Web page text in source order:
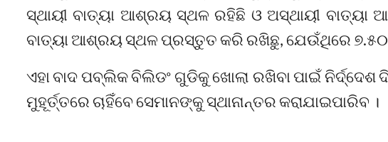
ସ୍ଥାୟୀ ବାତ୍ୟା ଆଶ୍ରୟ ସ୍ଥଳ ରହିଛି ଓ ଅସ୍ଥାୟୀ
ବାତ୍ୟା ଆଶ୍ରୟ ସ୍ଥଳ ପ୍ରସ୍ତୁତ କରି ରଖିଛୁ, ଯେଉଁଥିରେ
ଏହା ବାଦ ପବ୍ଲିକ ବିଲିଡଂ ଗୁଡିକୁ ଖୋଲା ରଖିବା ପାଇଁ ନିର୍ଦ୍ଦେଶ
ମୁହୂର୍ତ୍ତରେ ଚାହିଁବେ ସେମାନଙ୍କୁ ସ୍ଥାନାନ୍ତର କରାଯାଇପାରିବ ।